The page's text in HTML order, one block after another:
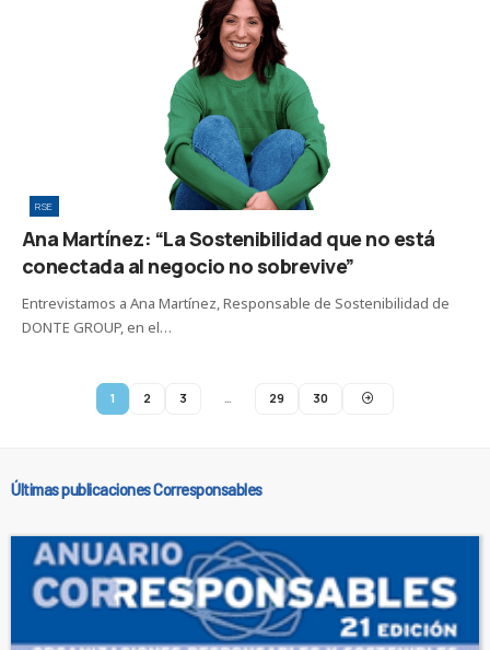
RSE
Ana Martínez: “La Sostenibilidad que no está
conectada al negocio no sobrevive”
Entrevistamos a Ana Martínez, Responsable de Sostenibilidad de
DONTE GROUP, en el…
1 2 3 … 29 30
Últimas publicaciones Corresponsables